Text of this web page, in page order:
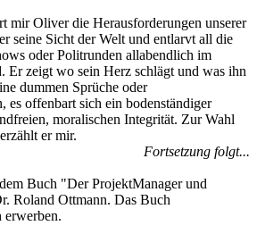
mir Oliver die Herausforderungen unserer
seine Sicht der Welt und entlarvt all die
oder Politrunden allabendlich im
Er zeigt wo sein Herz schlägt und was ihn
dummen Sprüche oder
es offenbart sich ein bodenständiger
moralischen Integrität. Zur Wahl
er mir.
Fortsetzung folgt...
Buch "Der ProjektManager und
Roland Ottmann. Das Buch